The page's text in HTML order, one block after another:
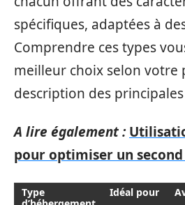
spécifiques, adaptées à
Comprendre ces types
meilleur choix selon votre
description des
A lire également :
pour optimiser un
Type
Idéal pour